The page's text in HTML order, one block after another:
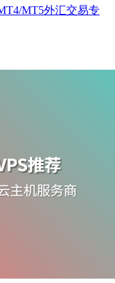
MT5外汇交易专